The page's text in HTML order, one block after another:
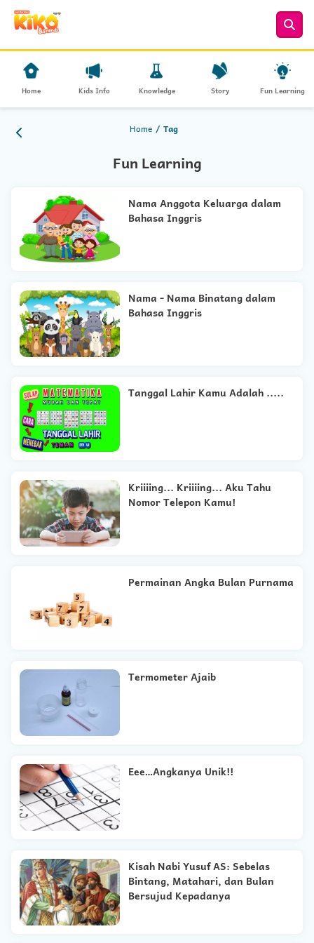
Home Kids Info Knowledge Story Fun Learning
Home Tag
Fun Learning
Nama Anggota Keluarga dalam
Bahasa Inggris
Nama - Nama Binatang dalam
Bahasa Inggris
Tanggal Lahir Kamu Adalah .....
Kriiiing... Kriiiing... Aku Tahu
Nomor Telepon Kamu!
Permainan Angka Bulan Purnama
Termometer Ajaib
Eee…Angkanya Unik!!
Kisah Nabi Yusuf AS: Sebelas
Bintang, Matahari, dan Bulan
Bersujud Kepadanya